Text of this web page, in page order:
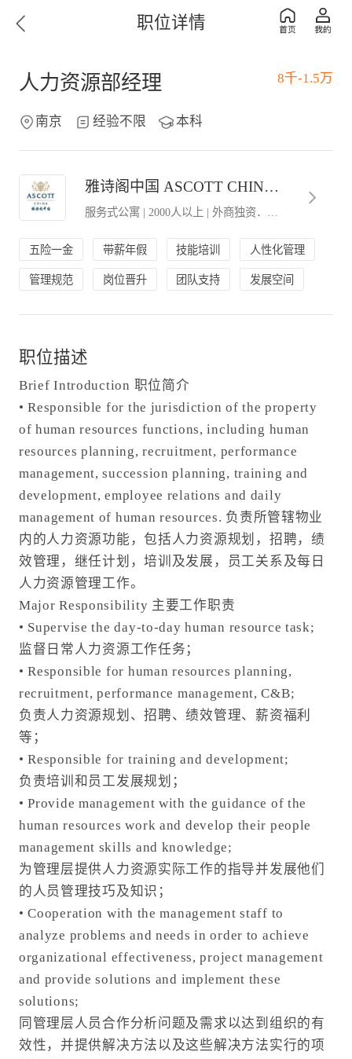
职位详情
人力资源部经理 8千-1.5万
南京 经验不限 本科
雅诗阁中国 ASCOTT CHINA（华东区）
服务式公寓 | 2000人以上 | 外商独资．外企办事处
五险一金 带薪年假 技能培训 人性化管理
管理规范 岗位晋升 团队支持 发展空间
职位描述
Brief Introduction 职位简介
• Responsible for the jurisdiction of the property
of human resources functions, including human
resources planning, recruitment, performance
management, succession planning, training and
development, employee relations and daily
management of human resources. 负责所管辖物业
内的人力资源功能，包括人力资源规划，招聘，绩
效管理，继任计划，培训及发展，员工关系及每日
人力资源管理工作。
Major Responsibility 主要工作职责
• Supervise the day-to-day human resource task;
监督日常人力资源工作任务；
• Responsible for human resources planning,
recruitment, performance management, C&B;
负责人力资源规划、招聘、绩效管理、薪资福利
等；
• Responsible for training and development;
负责培训和员工发展规划；
• Provide management with the guidance of the
human resources work and develop their people
management skills and knowledge;
为管理层提供人力资源实际工作的指导并发展他们
的人员管理技巧及知识；
• Cooperation with the management staff to
analyze problems and needs in order to achieve
organizational effectiveness, project management
and provide solutions and implement these
solutions;
同管理层人员合作分析问题及需求以达到组织的有
效性，并提供解决方法以及这些解决方法实行的项